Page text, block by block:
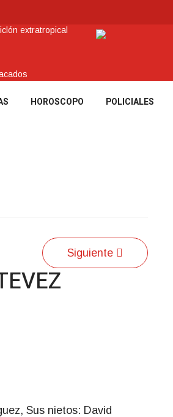
extratropical
línea de crédito
HOROSCOPO POLICIALES
Siguiente
Sus nietos: David